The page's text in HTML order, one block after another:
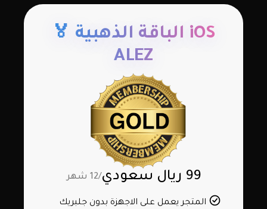
iOS الباقة الذهبية 🏅
ALEZ
99 ريال سعودي /12 شهر
المتجر يعمل على الاجهزة بدون جلبريك